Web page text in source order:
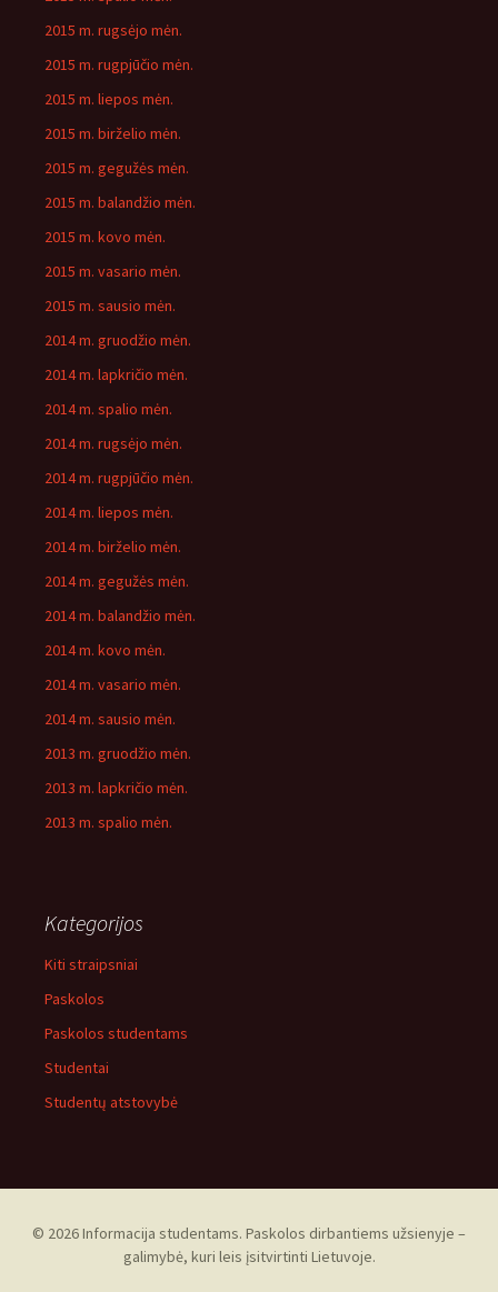
2015 m. rugsėjo mėn.
2015 m. rugpjūčio mėn.
2015 m. liepos mėn.
2015 m. birželio mėn.
2015 m. gegužės mėn.
2015 m. balandžio mėn.
2015 m. kovo mėn.
2015 m. vasario mėn.
2015 m. sausio mėn.
2014 m. gruodžio mėn.
2014 m. lapkričio mėn.
2014 m. spalio mėn.
2014 m. rugsėjo mėn.
2014 m. rugpjūčio mėn.
2014 m. liepos mėn.
2014 m. birželio mėn.
2014 m. gegužės mėn.
2014 m. balandžio mėn.
2014 m. kovo mėn.
2014 m. vasario mėn.
2014 m. sausio mėn.
2013 m. gruodžio mėn.
2013 m. lapkričio mėn.
2013 m. spalio mėn.
Kategorijos
Kiti straipsniai
Paskolos
Paskolos studentams
Studentai
Studentų atstovybė
© 2026 Informacija studentams. Paskolos dirbantiems užsienyje –
galimybė, kuri leis įsitvirtinti Lietuvoje.